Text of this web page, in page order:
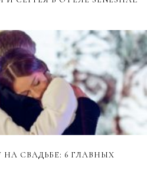
СВАДЬБЕ: 6 ГЛАВНЫХ